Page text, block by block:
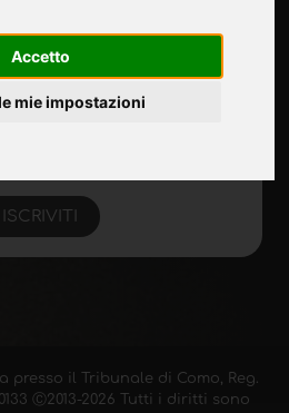
Accetto
mie impostazioni
novità del settore,
prodotti, tecnologie
Iscriviti alla newsletter!
ISCRIVITI
il Tribunale di Como, Reg.
Ⓒ2013-2026 Tutti i diritti sono